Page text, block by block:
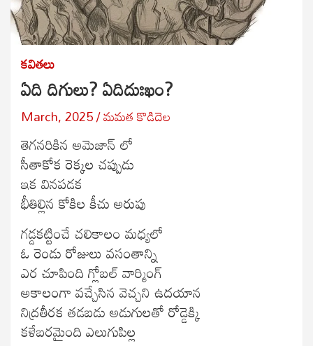
కవితలు
ఏది దిగులు? ఏదిదుఃఖం?
March, 2025 మమత కొడిదెల
తెగనరికిన అమెజాన్ లో
సీతాకోక రెక్కల చప్పుడు
ఇక వినపడక
భీతిల్లిన కోకిల కీచు అరుపు
గడ్డకట్టించే చలికాలం మధ్యలో
ఓ రెండు రోజులు వసంతాన్ని
ఎర చూపింది గ్లోబల్ వార్మింగ్
అకాలంగా వచ్చేసిన వెచ్చని ఉదయాన
నిద్రతీరక తడబడు అడుగులతో రోడ్డెక్కి
కళేబరమైంది ఎలుగుపిల్ల